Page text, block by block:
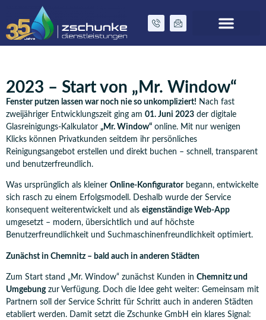
Zurück zu Unternehmen
2023 – Start von „Mr. Window“
Fenster putzen lassen war noch nie so unkompliziert! Nach fast
zweijähriger Entwicklungszeit ging am 01. Juni 2023 der digitale
Glasreinigungs-Kalkulator „Mr. Window“ online. Mit nur wenigen
Klicks können Privatkunden seitdem ihr persönliches
Reinigungsangebot erstellen und direkt buchen – schnell, transparent
und benutzerfreundlich.
Was ursprünglich als kleiner Online-Konfiguratorbegann, entwickelte
sich rasch zu einem Erfolgsmodell. Deshalb wurde der Service
konsequent weiterentwickelt und als eigenständige Web-App
umgesetzt – modern, übersichtlich und auf höchste
Benutzerfreundlichkeit und Suchmaschinenfreundlichkeit optimiert.
Zunächst in Chemnitz – bald auch in anderen Städten
Zum Start stand „Mr. Window“ zunächst Kunden in Chemnitz und
Umgebungzur Verfügung. Doch die Idee geht weiter: Gemeinsam mit
Partnern soll der Service Schritt für Schritt auch in anderen Städten
etabliert werden. Damit setzt die Zschunke GmbH ein klares Signal: